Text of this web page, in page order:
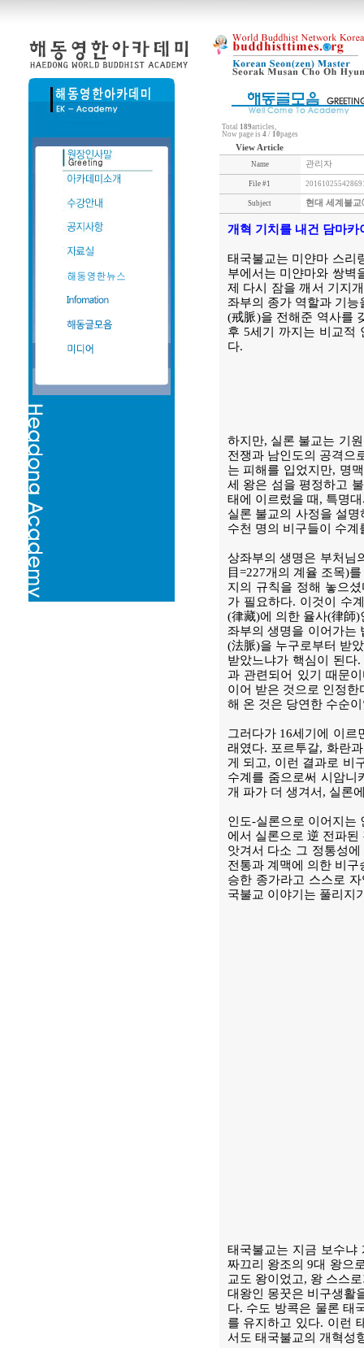
Total 189articles,
Now page is 4/ 10pages
View Article
Name 관리자
File #1
Subject 현대 세계불
개혁 기치를 내건 담마
태국불교는 미얀마 스리
부에서는 미얀마와 쌍벽
제 다시 잠을 깨서 기지
좌부의 종가 역할과 기
(戒脈)을 전해준 역사를
후 5세기 까지는 비교적
다.
하지만, 실론 불교는 기
전쟁과 남인도의 공격으
는 피해를 입었지만, 명
세 왕은 섬을 평정하고
태에 이르렀을 때, 특명
실론 불교의 사정을 설
수천 명의 비구들이 수
상좌부의 생명은 부처님
目=227개의 계율 조목)
지의 규칙을 정해 놓으
가 필요하다. 이것이 수
(律藏)에 의한 율사(律師
좌부의 생명을 이어가는
(法脈)을 누구로부터 받
받았느냐가 핵심이 된다
과 관련되어 있기 때문
이어 받은 것으로 인정
해 온 것은 당연한 수순
그러다가 16세기에 이
래였다. 포르투갈, 화란
게 되고, 이런 결과로 비
수계를 줌으로써 시암니
개 파가 더 생겨서, 실론
인도-실론으로 이어지는
에서 실론으로 逆 전파
앗겨서 다소 그 정통성
전통과 계맥에 의한 비
승한 종가라고 스스로
국불교 이야기는 풀리지
태국불교는 지금 보수냐
짜끄리 왕조의 9대 왕으
교도 왕이었고, 왕 스스
대왕인 몽꿋은 비구생활
다. 수도 방콕은 물론 태
를 유지하고 있다. 이런
서도 태국불교의 개혁성